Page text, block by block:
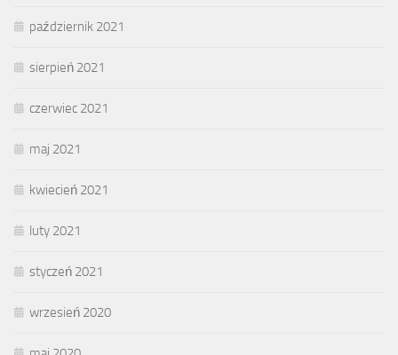
październik 2021
sierpień 2021
czerwiec 2021
maj 2021
kwiecień 2021
luty 2021
styczeń 2021
wrzesień 2020